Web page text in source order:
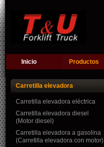
Inicio Productos
Carretilla elevadora
Carretilla elevadora eléctrica
Carretilla elevadora diesel
(Motor diesel)
Carretilla elevadora a gasolina
(Carretilla elevadora con motor)